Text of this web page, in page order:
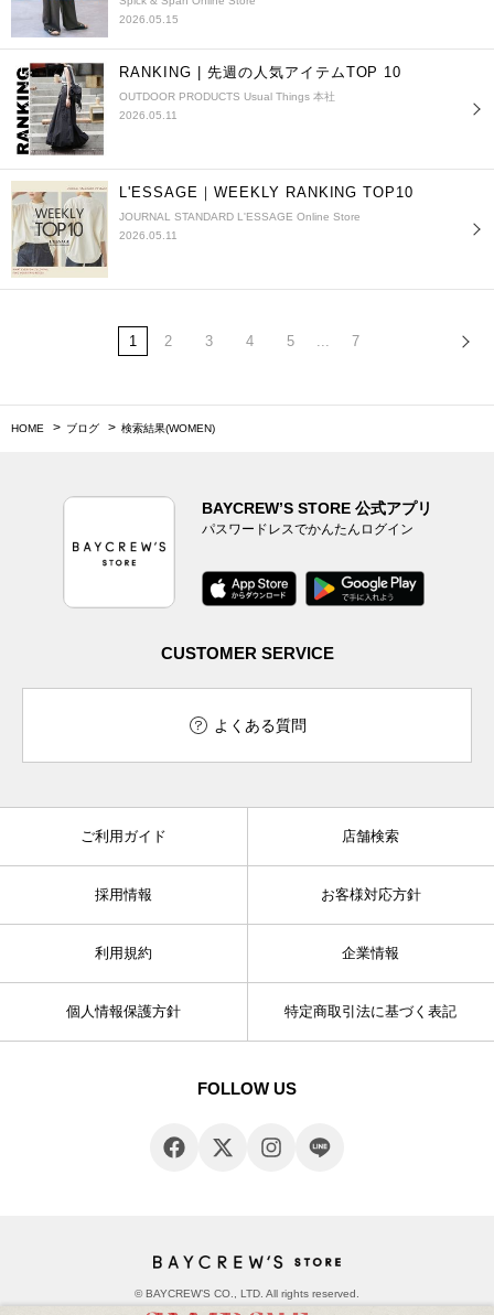
2026.05.15
RANKING | 先週の人気アイテムTOP 10
OUTDOOR PRODUCTS Usual Things 本社
2026.05.11
L'ESSAGE｜WEEKLY RANKING TOP10
JOURNAL STANDARD L'ESSAGE Online Store
2026.05.11
1 2 3 4 5 ... 7
HOME ブログ 検索結果(WOMEN)
BAYCREW’S STORE 公式アプリ
パスワードレスでかんたんログイン
CUSTOMER SERVICE
よくある質問
ご利用ガイド 店舗検索
採用情報 お客様対応方針
利用規約 企業情報
個人情報保護方針 特定商取引法に基づく表記
FOLLOW US
© BAYCREW’S CO., LTD. All rights reserved.